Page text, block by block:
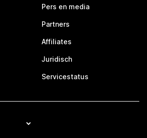
Pers en media
Partners
Affiliates
Juridisch
Servicestatus